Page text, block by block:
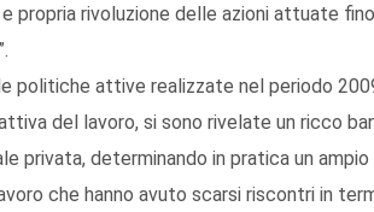
propria rivoluzione delle azioni attuate
politiche attive realizzate nel periodo
del lavoro, si sono rivelate un ricco
privata, determinando in pratica un
che hanno avuto scarsi riscontri in